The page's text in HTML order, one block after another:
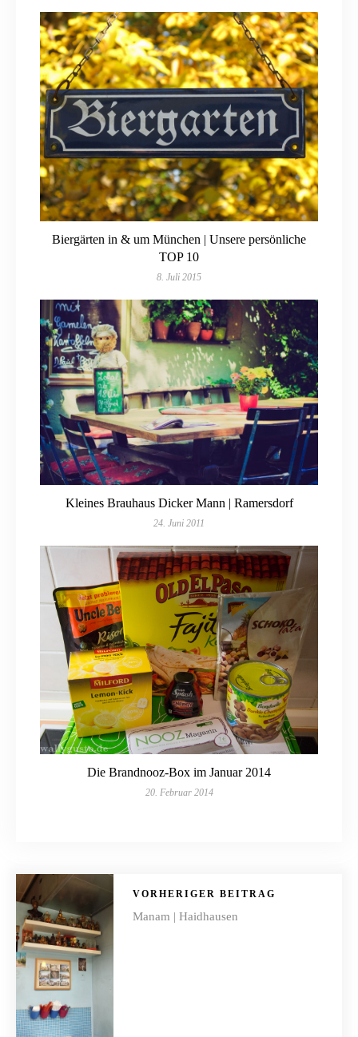
Biergärten in & um München | Unsere persönliche
TOP 10
8. Juli 2015
Kleines Brauhaus Dicker Mann | Ramersdorf
24. Juni 2011
Die Brandnooz-Box im Januar 2014
20. Februar 2014
VORHERIGER BEITRAG
Manam | Haidhausen